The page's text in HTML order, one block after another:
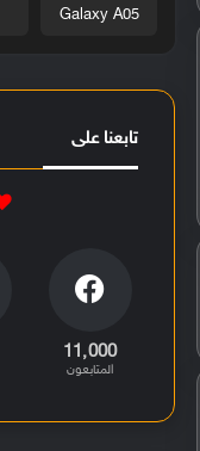
Galaxy A05
تابعنا على
11٬000
المتابعون